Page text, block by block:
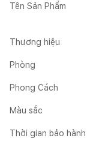
Tên Sản Phẩm
Thương hiệu
Phòng
Phong Cách
Màu sắc
Thời gian bảo hành